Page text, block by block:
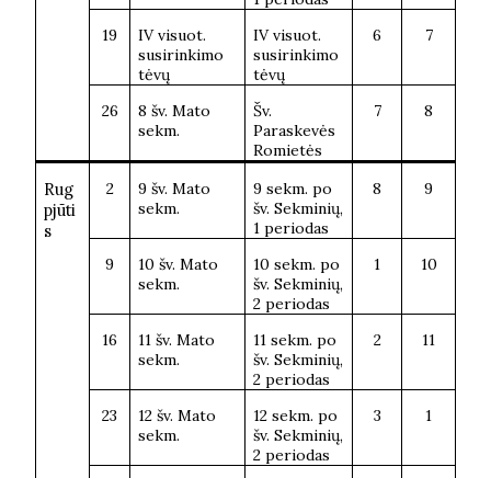
19
IV visuot.
susirinkimo
tėvų
IV visuot.
susirinkimo
tėvų
6 7
26
8 šv. Mato
sekm.
Šv.
Paraskevės
Romietės
7 8
Rug
pjūti
s
2
9 šv. Mato
sekm.
9 sekm. po
šv. Sekminių,
1 periodas
8 9
9
10 šv. Mato
sekm.
10 sekm. po
šv. Sekminių,
2 periodas
1 10
16
11 šv. Mato
sekm.
11 sekm. po
šv. Sekminių,
2 periodas
2 11
23
12 šv. Mato
sekm.
12 sekm. po
šv. Sekminių,
2 periodas
3 1